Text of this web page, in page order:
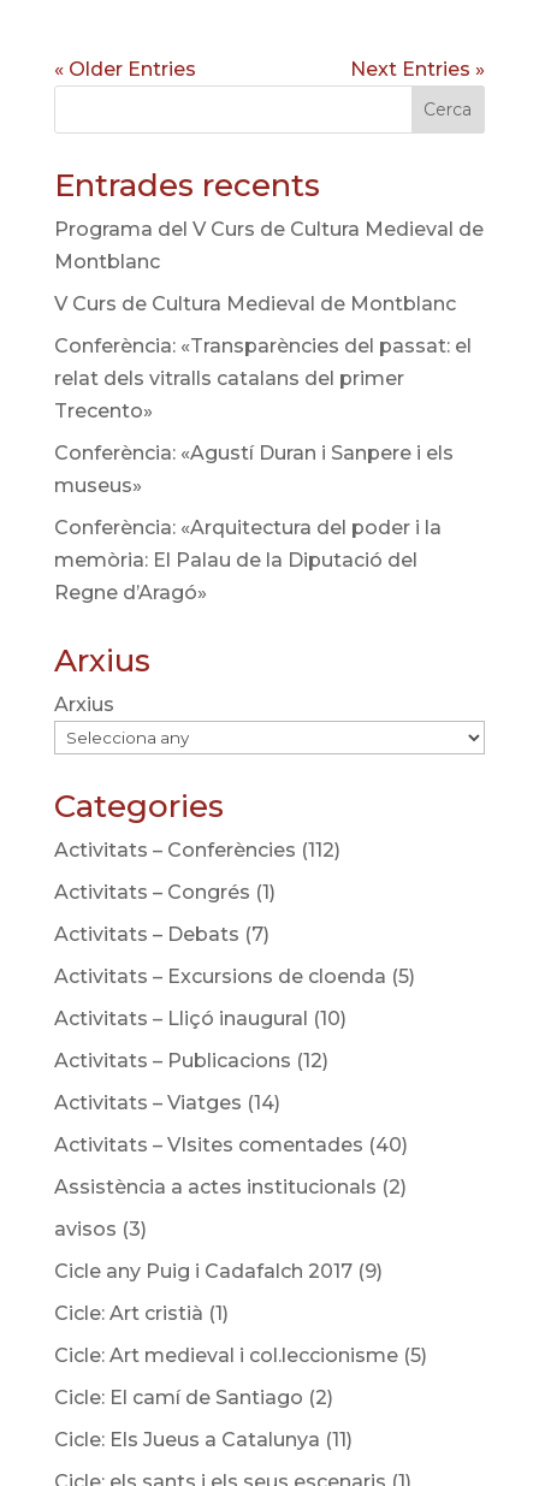
« Older Entries Next Entries »
Cerca
Entrades recents
Programa del V Curs de Cultura Medieval de
Montblanc
V Curs de Cultura Medieval de Montblanc
Conferència: «Transparències del passat: el
relat dels vitralls catalans del primer
Trecento»
Conferència: «Agustí Duran i Sanpere i els
museus»
Conferència: «Arquitectura del poder i la
memòria: El Palau de la Diputació del
Regne d’Aragó»
Arxius
Arxius
Categories
Activitats – Conferències (112)
Activitats – Congrés (1)
Activitats – Debats (7)
Activitats – Excursions de cloenda (5)
Activitats – Lliçó inaugural (10)
Activitats – Publicacions (12)
Activitats – Viatges (14)
Activitats – VIsites comentades (40)
Assistència a actes institucionals (2)
avisos (3)
Cicle any Puig i Cadafalch 2017(9)
Cicle: Art cristià (1)
Cicle: Art medieval i col.leccionisme(5)
Cicle: El camí de Santiago (2)
Cicle: Els Jueus a Catalunya (11)